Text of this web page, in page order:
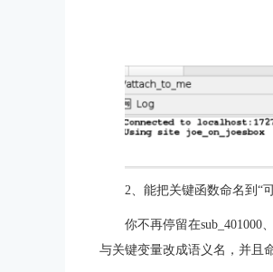
2、能把关键函数命名到“
你不再停留在
与关键变量改成语义名，并且